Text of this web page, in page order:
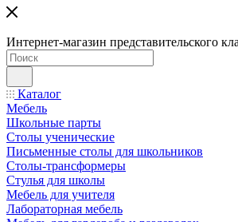
Интернет-магазин представительского
Каталог
Мебель
Школьные парты
Столы ученические
Письменные столы для школьников
Столы-трансформеры
Стулья для школы
Мебель для учителя
Лабораторная мебель